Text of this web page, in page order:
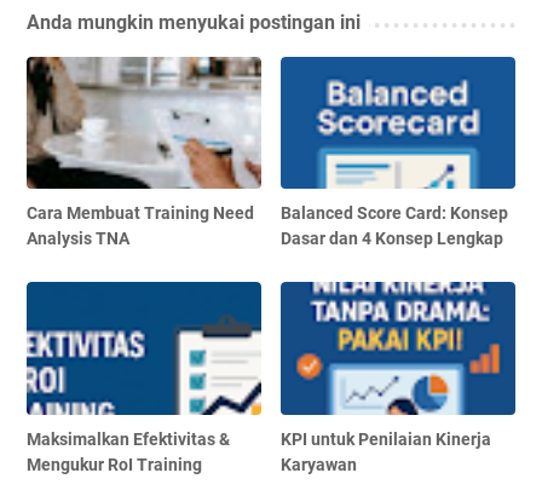
Anda mungkin menyukai postingan ini
Cara Membuat Training Need
Analysis TNA
Balanced Score Card: Konsep
Dasar dan 4 Konsep Lengkap
Maksimalkan Efektivitas &
Mengukur RoI Training
KPI untuk Penilaian Kinerja
Karyawan